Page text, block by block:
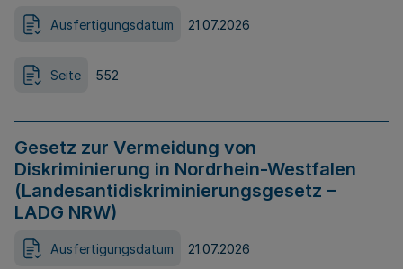
Ausfertigungsdatum 21.07.2026
Seite 552
Gesetz zur Vermeidung von
Diskriminierung in Nordrhein-Westfalen
(Landesantidiskriminierungsgesetz –
LADG NRW)
Ausfertigungsdatum 21.07.2026